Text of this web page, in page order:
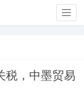
税，中墨贸易